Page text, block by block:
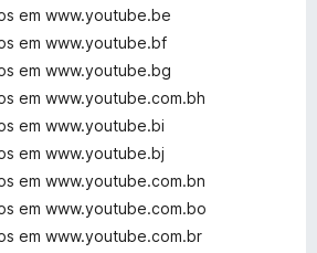
em www.youtube.be
em www.youtube.bf
em www.youtube.bg
em www.youtube.com.bh
em www.youtube.bi
em www.youtube.bj
em www.youtube.com.bn
em www.youtube.com.bo
em www.youtube.com.br